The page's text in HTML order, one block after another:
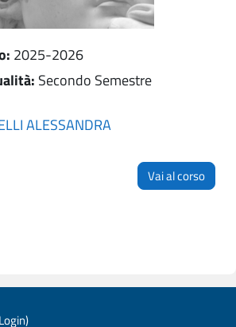
: 2025-2026
: Secondo Semestre
ALESSANDRA
Vai al corso
Login)